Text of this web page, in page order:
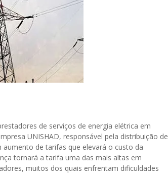
de serviços de energia elétrica em
UNISHAD, responsável pela distribuição de
de tarifas que elevará o custo da
tornará a tarifa uma das mais altas em
muitos dos quais enfrentam dificuldades